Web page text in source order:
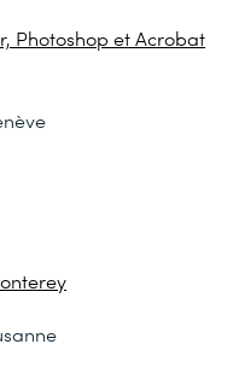
Photoshop et Acrobat